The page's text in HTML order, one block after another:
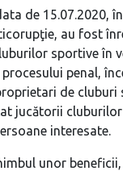
de 15.07.2020,
au fost
sportive în
penal,
de cluburi
jucătorii
interesate.
unor